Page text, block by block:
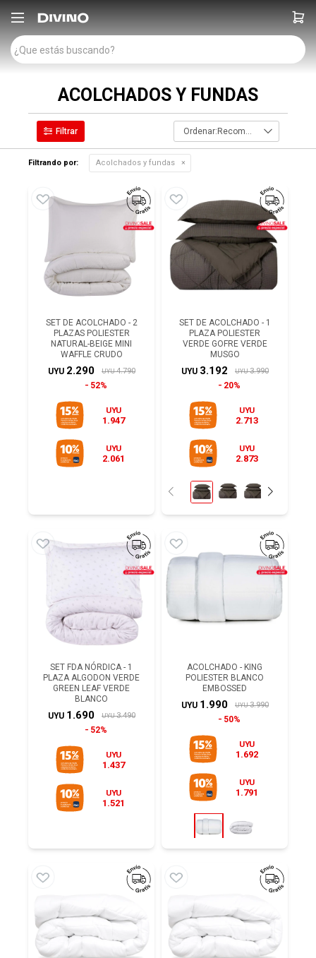

ACOLCHADOS Y FUNDAS
Recomendados
Filtrando por: Acolchados y fundas
SET DE ACOLCHADO - 2
PLAZAS POLIESTER
NATURAL-BEIGE MINI
WAFFLE CRUDO
UYU 2.290 UYU 4.790
52%
UYU
1.947
UYU
2.061
SET DE ACOLCHADO - 1
PLAZA POLIESTER
VERDE GOFRE VERDE
MUSGO
UYU 3.192 UYU 3.990
20%
UYU
2.713
UYU
2.873
SET FDA NÓRDICA - 1
PLAZA ALGODON VERDE
GREEN LEAF VERDE
BLANCO
UYU 1.690 UYU 3.490
52%
UYU
1.437
UYU
1.521
ACOLCHADO - KING
POLIESTER BLANCO
EMBOSSED
UYU 1.990 UYU 3.990
50%
UYU
1.692
UYU
1.791